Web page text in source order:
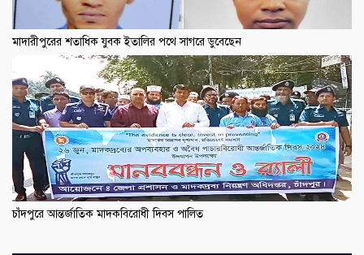
মাদারীপুরের শতাধিক যুবক ইতালির পথে সাগরে ডুবেছেন
চাঁদপুরে আন্তর্জাতিক মাদকবিরোধী দিবস পালিত